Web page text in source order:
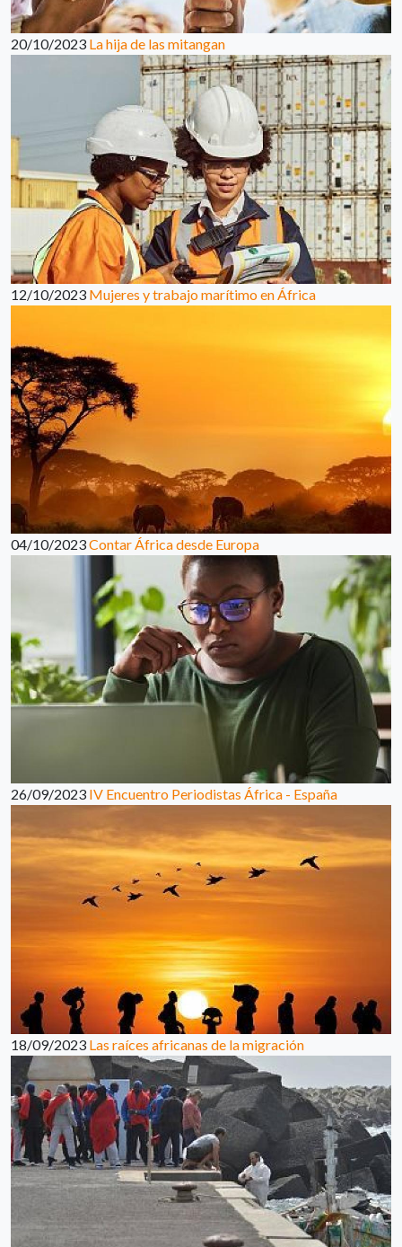
20/10/2023 La hija de las mitangan
12/10/2023 Mujeres y trabajo marítimo en África
04/10/2023Contar África desde Europa
26/09/2023 IV Encuentro Periodistas África - España
18/09/2023 Las raíces africanas de la migración